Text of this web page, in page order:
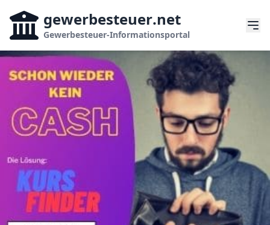
gewerbesteuer.net
Gewerbesteuer-Informationsportal